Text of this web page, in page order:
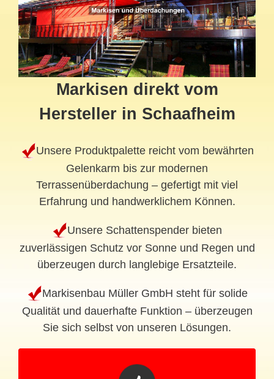
Markisen direkt vom
Hersteller in Schaafheim
Unsere Produktpalette reicht vom bewährten
Gelenkarm bis zur modernen
Terrassenüberdachung – gefertigt mit viel
Erfahrung und handwerklichem Können.
Unsere Schattenspender bieten
zuverlässigen Schutz vor Sonne und Regen und
überzeugen durch langlebige Ersatzteile.
Markisenbau Müller GmbH steht für solide
Qualität und dauerhafte Funktion – überzeugen
Sie sich selbst von unseren Lösungen.